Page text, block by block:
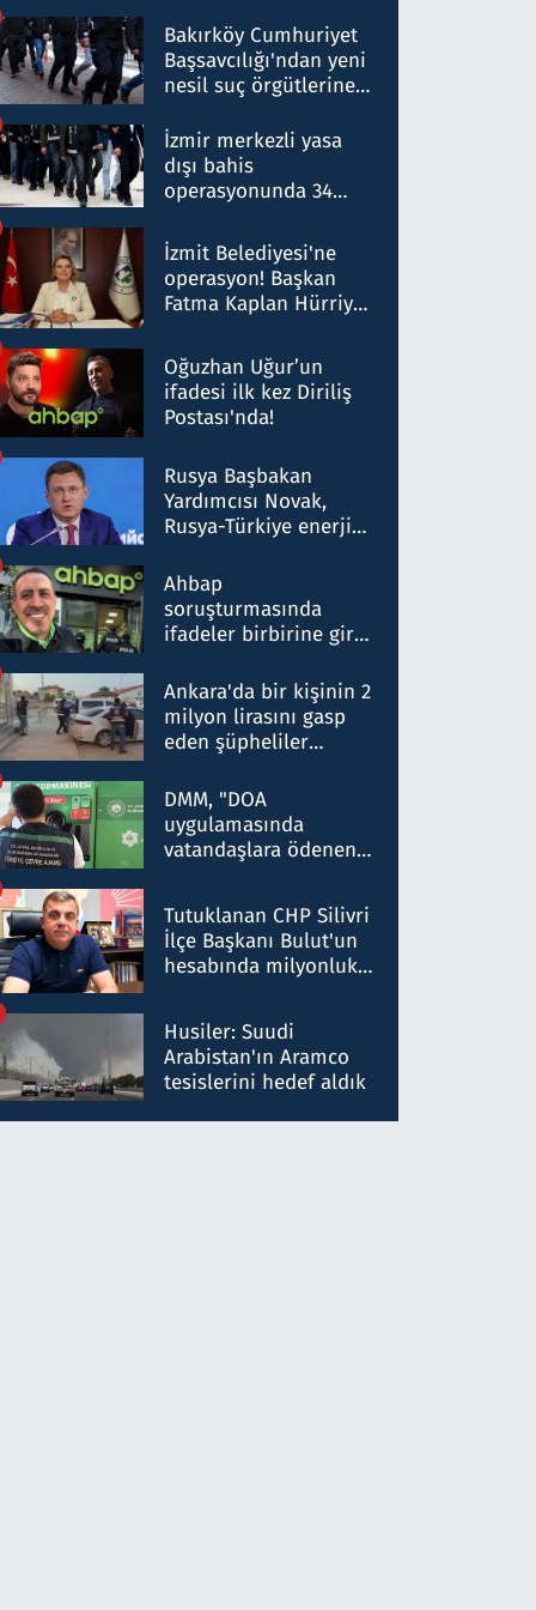
Bakırköy Cumhuriyet
Başsavcılığı'ndan yeni
nesil suç örgütlerine
hakkında gözaltı kararı
İzmir merkezli yasa
dışı bahis
operasyonunda 34
Milyar liralık para
trafiği tespit edildi
İzmit Belediyesi'ne
operasyon! Başkan
Fatma Kaplan Hürriyet
Oğuzhan Uğur’un
ifadesi ilk kez Diriliş
Postası'nda!
Rusya Başbakan
Yardımcısı Novak,
Rusya-Türkiye enerji
nitelikte olduğunu
belirtti
Ahbap
soruşturmasında
ifadeler birbirine girdi:
ifadelerinden ortaya
çıkan tablo şok etti
Ankara'da bir kişinin 2
milyon lirasını gasp
eden şüpheliler
DMM, "DOA
uygulamasında
vatandaşlara ödenen
düşürüldüğü" iddiasını
yalanladı
Tutuklanan CHP Silivri
İlçe Başkanı Bulut'un
hesabında milyonluk
talimat verdi, ben
gönderdim
Husiler: Suudi
Arabistan'ın Aramco
tesislerini hedef aldık